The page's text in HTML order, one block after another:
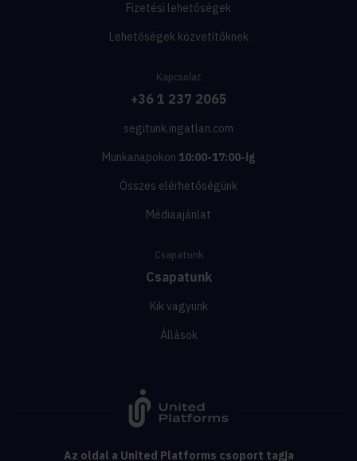
Fizetési lehetőségek
Lehetőségek közvetítőknek
Kapcsolat
+36 1 237 2065
segitunk.ingatlan.com
Munkanapokon 10:00-17:00-ig
Összes elérhetőségünk
Médiaajánlat
Csapatunk
Csapatunk
Kik vagyunk
Állások
Az oldal a United Platforms csoport tagja